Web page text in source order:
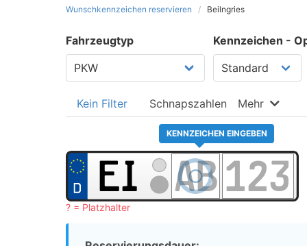
Wunschkennzeichen reservieren Beilngries
Fahrzeugtyp Kennzeichen -
Kein Filter Schnapszahlen Mehr
KENNZEICHEN EINGEBEN
? = Platzhalter